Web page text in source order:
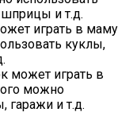
и т.д.
играть в маму
куклы,
может играть в
можно
гаражи и т.д.